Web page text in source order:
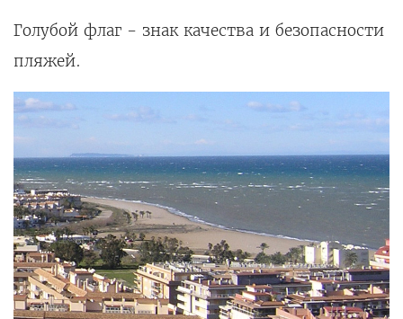
Голубой флаг - знак качества и безопасности
пляжей.